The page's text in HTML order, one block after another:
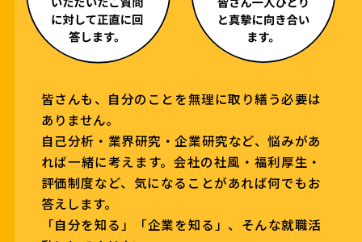
皆さんも、自分のことを無理に取り繕う必要は
ありません。
自己分析・業界研究・企業研究など、悩みがあ
れば一緒に考えます。会社の社風・福利厚生・
評価制度など、気になることがあれば何でもお
答えします。
「自分を知る」「企業を知る」、そんな就職活